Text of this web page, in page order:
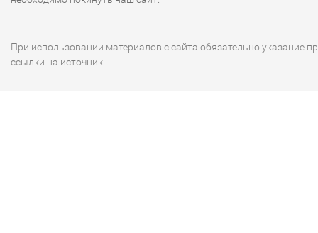
При использовании материалов с сайта обязательно указание
ссылки на источник.